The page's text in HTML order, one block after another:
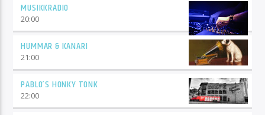
Arvid og John Sverre gjør seg klare til Jukeboks sending
Jukeboksen går live på Fredager med reprise Mandag og
MUSIKKRADIO
20:00
HUMMAR & KANARI
21:00
PABLO’S HONKY TONK
22:00